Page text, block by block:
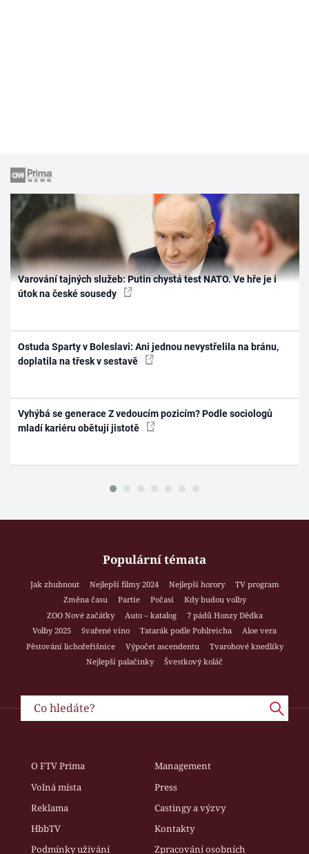
Varování tajných služeb: Putin chystá test NATO. Ve hře je i
útok na české sousedy
Ostuda Sparty v Boleslavi: Ani jednou nevystřelila na bránu,
doplatila na třesk v sestavě
Vyhýbá se generace Z vedoucím pozicím? Podle sociologů
mladí kariéru obětují jistotě
Populární témata
Jak zhubnout Nejlepší filmy 2024 Nejlepší horory
TV program
Změna času
Partie Počasí
Kdy budou volby
ZOO Nové začátky
Auto – katalog
7 pádů Honzy Dědka
Volby 2025
Svařené víno Tatarák podle Pohlreicha
Aloe vera
Pěstování lichořeřišnice
Výpočet ascendentu
Tvarohové knedlíky
Nejlepší palačinky
Švestkový koláč
O FTV Prima
Management
Volná místa
Press
Reklama
Castingy a výzvy
HbbTV
Kontakty
Podmínky užívání
Zpracování osobních